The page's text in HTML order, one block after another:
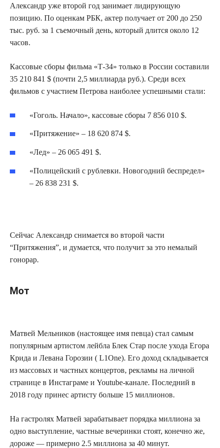
Александр уже второй год занимает лидирующую
позицию. По оценкам РБК, актер получает от 200 до 250
тыс. руб. за 1 съемочный день, который длится около 12
часов.
Кассовые сборы фильма «Т-34» только в России составили
35 210 841 $ (почти 2,5 миллиарда руб.). Среди всех
фильмов с участием Петрова наиболее успешными стали:
«Гоголь. Начало», кассовые сборы 7 856 010 $.
«Притяжение» – 18 620 874 $.
«Лед» – 26 065 491 $.
«Полицейский с рублевки. Новогодний беспредел»
– 26 838 231 $.
Сейчас Александр снимается во второй части
“Притяжения”, и думается, что получит за это немалый
гонорар.
Мот
Матвей Мельников (настоящее имя певца) стал самым
популярным артистом лейбла Блек Стар после ухода Егора
Крида и Левана Горозии ( L1One). Его доход складывается
из массовых и частных концертов, рекламы на личной
странице в Инстаграме и Youtube-канале. Последний в
2018 году принес артисту больше 15 миллионов.
На гастролях Матвей зарабатывает порядка миллиона за
одно выступление, частные вечеринки стоят, конечно же,
дороже — примерно 2.5 миллиона за 40 минут.